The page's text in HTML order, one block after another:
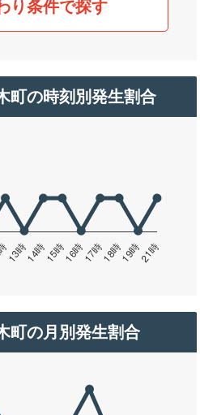
り条件で探す
町の時刻別発生割合
町の月別発生割合